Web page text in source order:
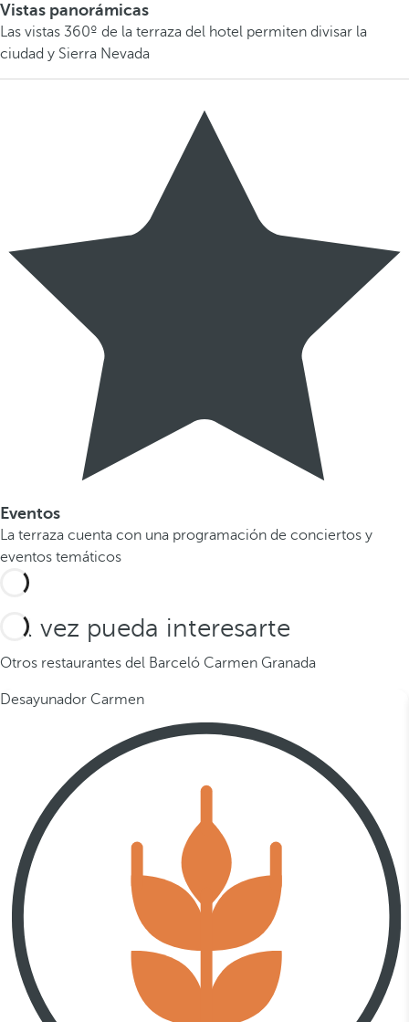
Vistas panorámicas
Las vistas 360º de la terraza del hotel permiten divisar la
ciudad y Sierra Nevada
Eventos
La terraza cuenta con una programación de conciertos y
eventos temáticos
Tal vez pueda interesarte
Otros restaurantes del Barceló Carmen Granada
Desayunador Carmen